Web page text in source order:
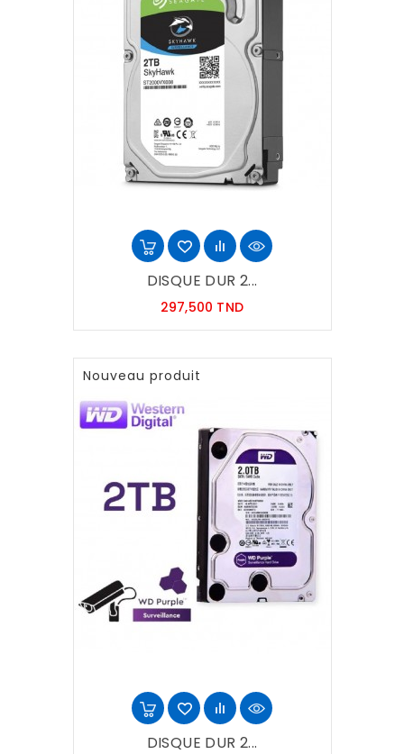
DISQUE DUR 2...
297,500 TNDPrix
Nouveau produit
DISQUE DUR 2...